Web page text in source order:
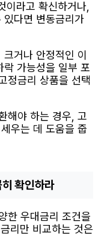
이라고 확신하거나,
다면 변동금리가
거나 안정적인 이
가능성을 일부 포
정금리 상품을 선택
해야 하는 경우, 고
우는 데 도움을 줍
확인하라
한 우대금리 조건을
리만 비교하는 것은